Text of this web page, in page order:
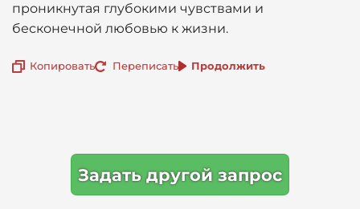
проникнутая глубокими чувствами и
бесконечной любовью к жизни.
Копировать Переписать Продолжить
Задать другой запрос